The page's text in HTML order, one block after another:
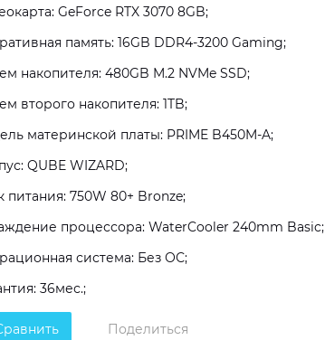
GeForce RTX 3070 8GB;
память: 16GB DDR4-3200 Gaming;
накопителя: 480GB M.2 NVMe SSD;
второго накопителя: 1TB;
материнской платы: PRIME B450M-A;
QUBE WIZARD;
питания: 750W 80+ Bronze;
процессора: WaterCooler 240mm Basic;
система: Без ОС;
36мес.;
Поделиться